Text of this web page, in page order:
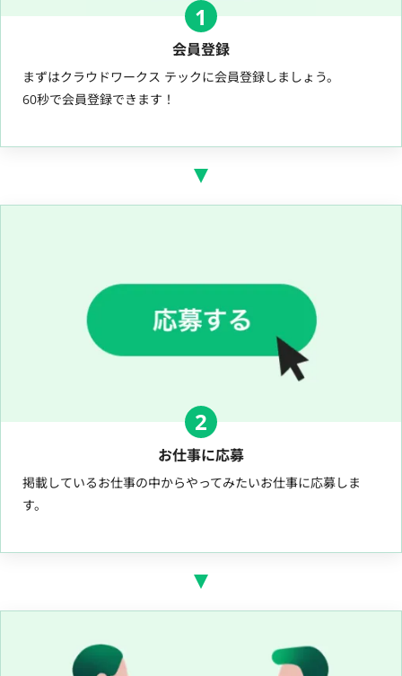
1
会員登録
まずはクラウドワークス テックに会員登録しましょう。
60秒で会員登録できます！
2
お仕事に応募
掲載しているお仕事の中からやってみたいお仕事に応募しま
す。